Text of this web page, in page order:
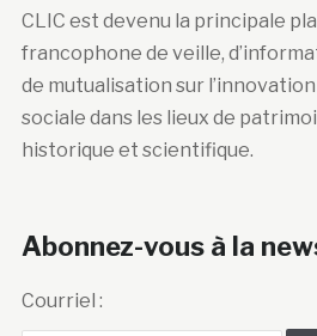
CLIC est devenu la principale
francophone de veille,
de mutualisation sur
sociale dans les lieux de
historique et scientifique.
Abonnez-vous à la
Courriel :